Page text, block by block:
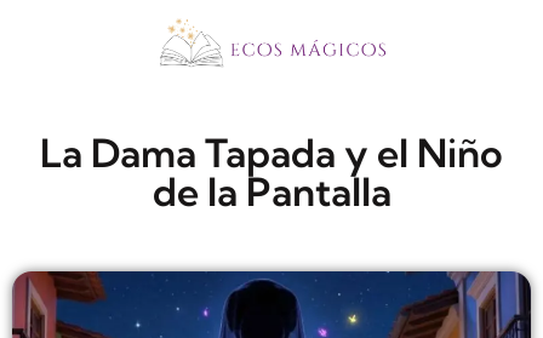
La Dama Tapada y el Niño
de la Pantalla